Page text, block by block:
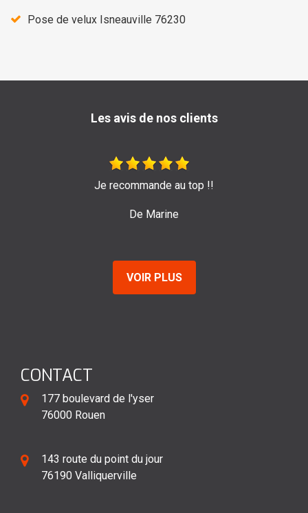
Pose de velux Isneauville 76230
Les avis de nos clients
Très bon travail de l'entreprise Sage !
VOIR PLUS
CONTACT
177 boulevard de l'yser
76000 Rouen
143 route du point du jour
76190 Valliquerville